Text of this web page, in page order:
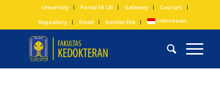
University Portal FK UII Gateway
Courses
Repository
Email Komite Etik Indonesian